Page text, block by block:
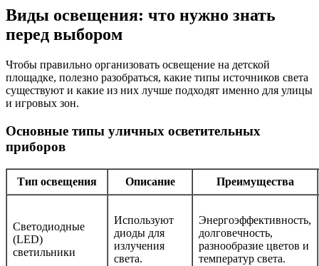
Виды освещения: что нужно знать
перед выбором
Чтобы правильно организовать освещение на детской
площадке, полезно разобраться, какие типы источников света
существуют и какие из них лучше подходят именно для улицы
и игровых зон.
Основные типы уличных осветительных
приборов
Тип освещения Описание Преимущества
Светодиодные
(LED)
светильники
Используют
диоды для
излучения
света.
Энергоэффективность,
долговечность,
разнообразие цветов и
температур света.